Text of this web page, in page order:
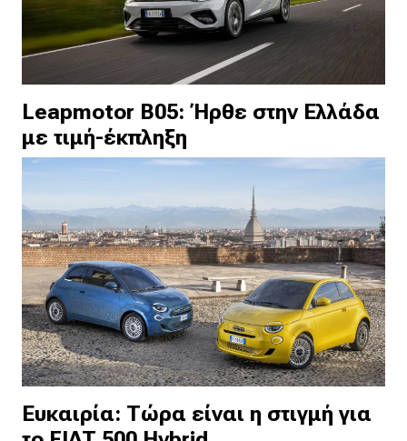
Leapmotor B05: Ήρθε στην Ελλάδα
με τιμή-έκπληξη
Ευκαιρία: Τώρα είναι η στιγμή για